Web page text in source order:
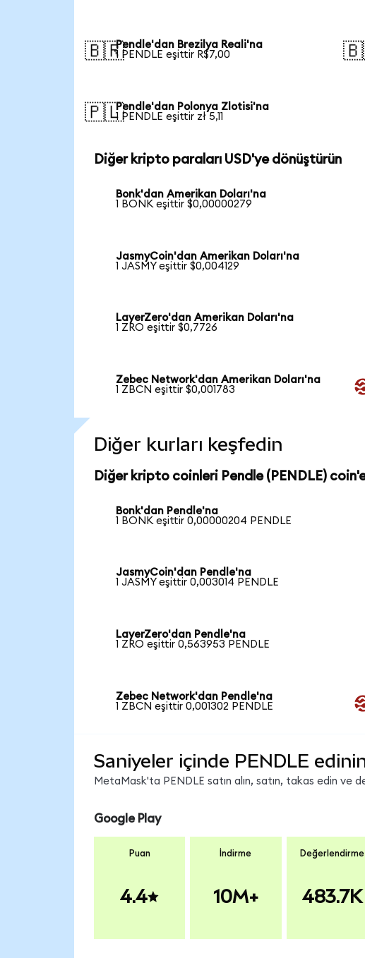
🇧🇷Pendle'dan Brezilya Reali'na
1 PENDLE eşittir R$7,00
🇵🇱Pendle'dan Polonya Zlotisi'na
1 PENDLE eşittir zł 5,11
Diğer kripto paraları USD'ye dönüştürün
Bonk'dan Amerikan Doları'na
1 BONK eşittir $0,00000279
JasmyCoin'dan Amerikan Doları'na
1 JASMY eşittir $0,004129
LayerZero'dan Amerikan Doları'na
1 ZRO eşittir $0,7726
Zebec Network'dan Amerikan Doları'na
1 ZBCN eşittir $0,001783
Diğer kurları keşfedin
Diğer kripto coinleri Pendle (PENDLE)
Bonk'dan Pendle'na
1 BONK eşittir 0,00000204 PENDLE
JasmyCoin'dan Pendle'na
1 JASMY eşittir 0,003014 PENDLE
LayerZero'dan Pendle'na
1 ZRO eşittir 0,563953 PENDLE
Zebec Network'dan Pendle'na
1 ZBCN eşittir 0,001302 PENDLE
Saniyeler içinde PENDLE
MetaMask'ta PENDLE satın alın, satın, takas edin ve
Google Play
Puan
4.4
İndirme
10M+
Değerlendirme
483.7K